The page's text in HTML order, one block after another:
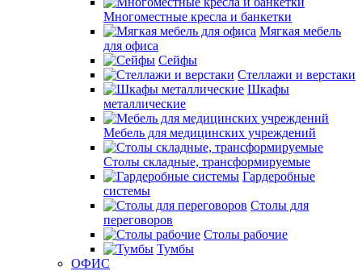
Многоместные кресла и банкетки
Мягкая мебель
для офиса
Сейфы
Стеллажи и верстаки
Шкафы
металлические
Мебель для медицинских учреждений
Столы складные, трансформируемые
Гардеробные
системы
Столы для
переговоров
Столы рабочие
Тумбы
ОФИС